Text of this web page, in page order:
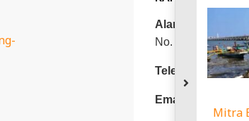
Alamat:
Jl.
No. 66, Kemiling-
Telepon/Fax:
Email:
Mitra